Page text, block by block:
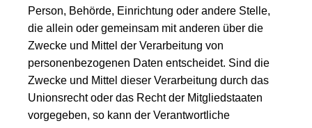
Person, Behörde, Einrichtung oder andere Stelle,
die allein oder gemeinsam mit anderen über die
Zwecke und Mittel der Verarbeitung von
personenbezogenen Daten entscheidet. Sind die
Zwecke und Mittel dieser Verarbeitung durch das
Unionsrecht oder das Recht der Mitgliedstaaten
vorgegeben, so kann der Verantwortliche